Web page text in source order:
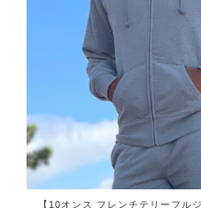
【10オンス フレンチテリーフル